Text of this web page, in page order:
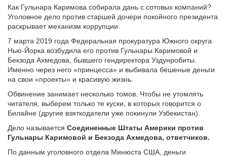
Как Гульнара Каримова собирала дань с сотовых компаний?
Уголовное дело против старшей дочери покойного президента
раскрывает механизм коррупции.
7 марта 2019 года Федеральная прокуратура Южного округа
Нью-Йорка возбудила его против Гульнары Каримовой и
Бекзода Ахмедова, бывшего гендиректора Уздунробиты.
Именно через него «принцесса» и выбивала бешеные деньги
на свои «проекты» и красивую жизнь.
Обвинение занимает несколько томов. Чтобы не утомлять
читателя, выберем только те куски, в которых говорится о
Билайне (другие взяткодатели уже покинули Узбекистан).
Дело называется Соединенные Штаты Америки против
Гульнары Каримовой и Бекзода Ахмедова, ответчиков.
По данным уголовного отдела Минюста США, деньги